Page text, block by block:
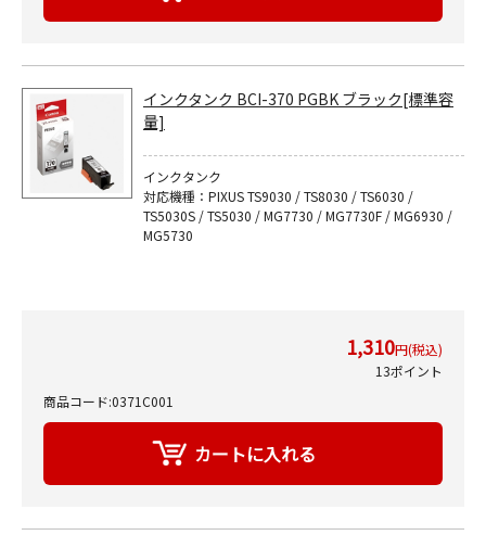
インクタンク BCI-370 PGBK ブラック[標準容
量]
インクタンク
対応機種：PIXUS TS9030 / TS8030 / TS6030 /
TS5030S / TS5030 / MG7730 / MG7730F / MG6930 /
MG5730
1,310円(税込)
13ポイント
商品コード:0371C001